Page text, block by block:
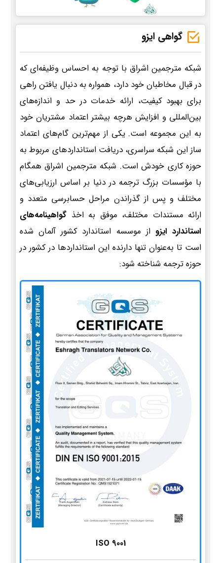
گواهی ایزو
شبکه مترجمین اشراق با توجه به احساس وظیفه‌ای که
در قبال مخاطبان خود دارد، همواره به دنبال یافتن راهی
برای بهبود کیفیت، ارائه خدمات در حد و اندازه‌های
بین‌المللی و افزایش هرچه بیشتر اعتماد مشتریان خود
به این مجموعه است. یکی از مهم‌ترین گام‌های اعتماد
ساز این شبکه سراسری، دریافت استانداردهای مربوط به
حوزه کاری خودش است. شبکه مترجمین اشراق همگام
با مؤسسات بزرگ ترجمه در دنیا بر اساس ارزیابی‌های
مختلف و پس از گذراندن مراحل حسابرسی متعدد و
ارائه مستندات مختلف، موفق به اخذ گواهینامه‌های
استاندارد ایزو از موسسه استاندارد کشور آلمان شده
است تا به‌عنوان تنها دارنده این استانداردها در کشور در
حوزه ترجمه شناخته شود:
ISO 9001